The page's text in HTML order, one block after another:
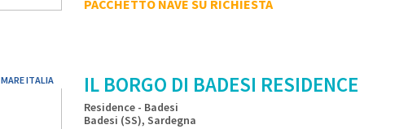
PACCHETTO NAVE SU RICHIESTA
MARE ITALIA IL BORGO DI BADESI RESIDENCE
Residence - Badesi
Badesi (SS), Sardegna